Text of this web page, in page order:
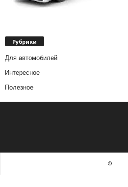
Рубрики
Для автомобилей
Интересное
Полезное
©